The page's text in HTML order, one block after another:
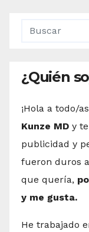
¿Quién
¡Hola a todo/
Kunze MD y
publicidad y
fueron duros
que quería,
y me gusta.
He trabajado